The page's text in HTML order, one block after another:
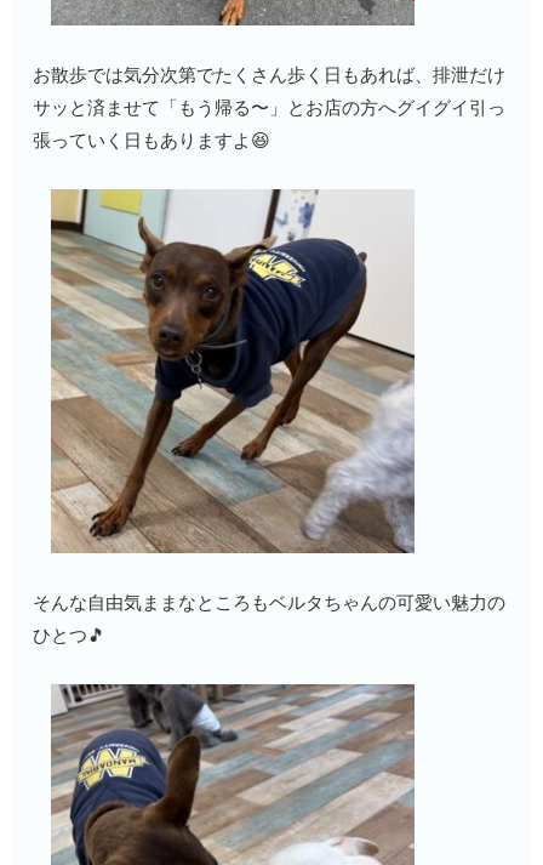
お散歩では気分次第でたくさん歩く日もあれば、排泄だけ
サッと済ませて「もう帰る〜」とお店の方へグイグイ引っ
張っていく日もありますよ😆
そんな自由気ままなところもベルタちゃんの可愛い魅力の
ひとつ🎵